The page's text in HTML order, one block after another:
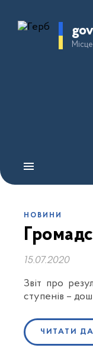
НОВИНИ
15.07.2020
Звіт про
ступенів –
ЧИТАТИ